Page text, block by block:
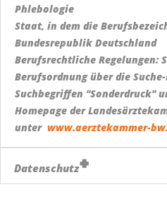
Phlebologie
Staat, in dem die
Bundesrepublik Deutschland
Berufsrechtliche Regelungen:
Berufsordnung über die
Suchbegriffen "Sonderdruck"
Homepage der
unter www.aerztekammer-
Datenschutz